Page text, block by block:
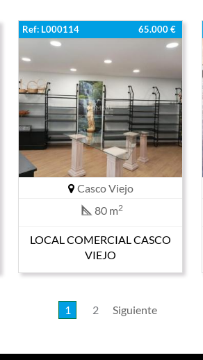
Ref: L000114 65.000 €
Casco Viejo
80 m2
LOCAL COMERCIAL CASCO
VIEJO
1 2 Siguiente